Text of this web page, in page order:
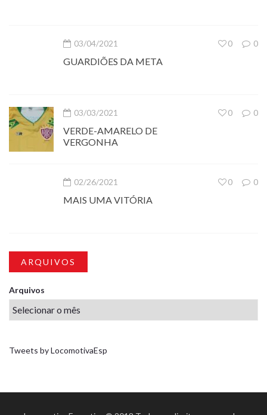
03/04/2021 0
0
GUARDIÕES DA META
03/03/2021 0
0
VERDE-AMARELO DE
VERGONHA
02/26/2021 0
0
MAIS UMA VITÓRIA
ARQUIVOS
Arquivos
Tweets by LocomotivaEsp